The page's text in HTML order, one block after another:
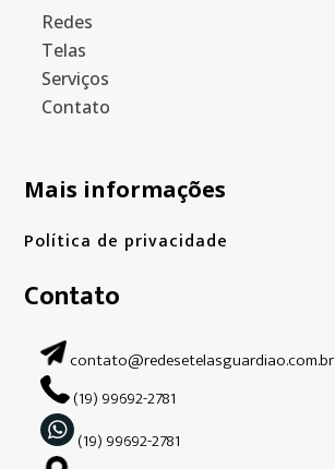
Redes
Telas
Serviços
Contato
Mais informações
Política de privacidade
Contato
contato@redesetelasguardiao.com.br
(19) 99692-2781
(19) 99692-2781